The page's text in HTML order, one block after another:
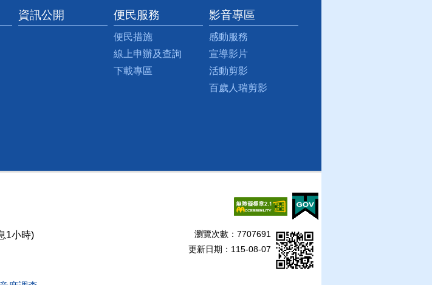
資訊公開 便民服務
便民措施
線上申辦及查詢
下載專區
影音專區
感動服務
宣導影片
活動剪影
百歲人瑞剪影
1小時)
瀏覽次數： 7707691
更新日期：115-08-07